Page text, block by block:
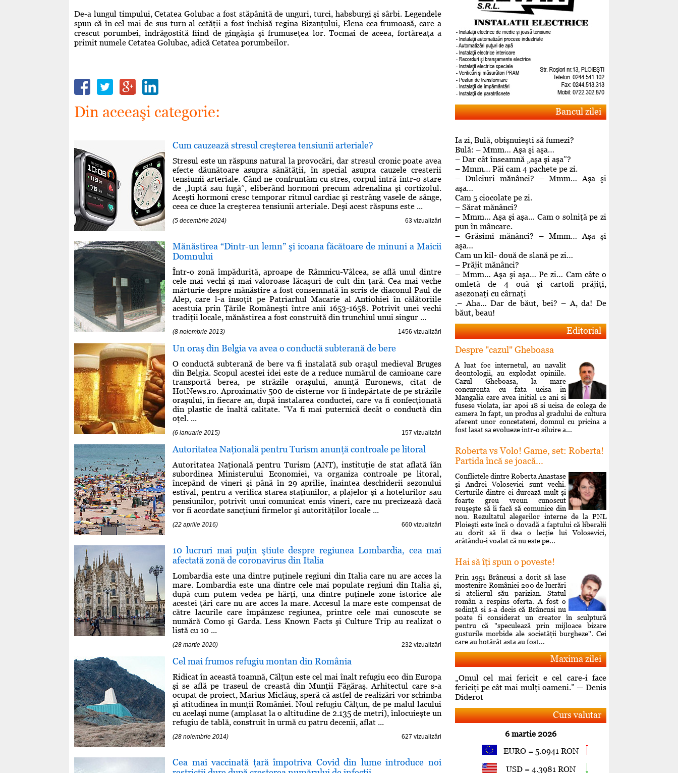
De-a lungul timpului, Cetatea Golubac a fost stăpânită de unguri, turci, habsburgi şi sârbi. Legendele
spun că în cel mai de sus turn al cetăţii a fost închisă regina Bizanţului, Elena cea frumoasă, care a
crescut porumbei, îndrăgostită fiind de gingăşia şi frumuseţea lor. Tocmai de aceea, fortăreaţa a
primit numele Cetatea Golubac, adică Cetatea porumbeilor.
Din aceeaşi categorie:
Cum cauzează stresul creşterea tensiunii arteriale?
Stresul este un răspuns natural la provocări, dar stresul cronic poate avea
efecte dăunătoare asupra sănătăţii, în special asupra cauzele cresterii
tensiunii arteriale. Când ne confruntăm cu stres, corpul intră într-o stare
de „luptă sau fugă”, eliberând hormoni precum adrenalina şi cortizolul.
Aceşti hormoni cresc temporar ritmul cardiac şi restrâng vasele de sânge,
ceea ce duce la creşterea tensiunii arteriale. Deşi acest răspuns este ...
(5 decembrie 2024) 63 vizualizări
Mănăstirea “Dintr-un lemn” şi icoana făcătoare de minuni a Maicii
Domnului
Într-o zonă împădurită, aproape de Râmnicu-Vâlcea, se află unul dintre
cele mai vechi şi mai valoroase lăcaşuri de cult din ţară. Cea mai veche
mărturie despre mănăstire a fost consemnată în scris de diaconul Paul de
Alep, care l-a însoţit pe Patriarhul Macarie al Antiohiei în călătoriile
acestuia prin Ţările Româneşti între anii 1653-1658. Potrivit unei vechi
tradiţii locale, mănăstirea a fost construită din trunchiul unui singur ...
(8 noiembrie 2013) 1456 vizualizări
Un oraş din Belgia va avea o conductă subterană de bere
O conductă subterană de bere va fi instalată sub oraşul medieval Bruges
din Belgia. Scopul acestei idei este de a reduce numărul de camioane care
transportă berea, pe străzile oraşului, anunţă Euronews, citat de
HotNews.ro. Aproximativ 500 de cisterne vor fi îndepărtate de pe străzile
oraşului, în fiecare an, după instalarea conductei, care va fi confecţionată
din plastic de înaltă calitate. "Va fi mai puternică decât o conductă din
oţel. ...
(6 ianuarie 2015) 157 vizualizări
Autoritatea Naţională pentru Turism anunţă controale pe litoral
Autoritatea Naţională pentru Turism (ANT), instituţie de stat aflată îăn
subordinea Ministerului Economiei, va organiza controale pe litoral,
începând de vineri şi până în 29 aprilie, înaintea deschiderii sezonului
estival, pentru a verifica starea staţiunilor, a plajelor şi a hotelurilor sau
pensiunilor, potrivit unui comunicat emis vineri, care nu precizează dacă
vor fi acordate sancţiuni firmelor şi autorităţilor locale ...
(22 aprilie 2016) 660 vizualizări
10 lucruri mai puţin ştiute despre regiunea Lombardia, cea mai
afectată zonă de coronavirus din Italia
Lombardia este una dintre puţinele regiuni din Italia care nu are acces la
mare. Lombardia este una dintre cele mai populate regiuni din Italia şi,
după cum putem vedea pe hărţi, una dintre puţinele zone istorice ale
acestei ţări care nu are acces la mare. Accesul la mare este compensat de
către lacurile care împânzesc regiunea, printre cele mai cunoscute se
numără Como şi Garda. Less Known Facts şi Culture Trip au realizat o
listă cu 10 ...
(28 martie 2020) 232 vizualizări
Cel mai frumos refugiu montan din România
Ridicat în această toamnă, Călţun este cel mai înalt refugiu eco din Europa
şi se află pe traseul de creastă din Munţii Făgăraş. Arhitectul care s-a
ocupat de proiect, Marius Miclăuş, speră că astfel de realizări vor schimba
şi atitudinea în munţii României. Noul refugiu Călţun, de pe malul lacului
cu acelaşi nume (amplasat la o altitudine de 2.135 de metri), înlocuieşte un
refugiu de tablă, construit în urmă cu patru decenii, aflat ...
(28 noiembrie 2014) 627 vizualizări
Cea mai vaccinată ţară împotriva Covid din lume introduce noi
Bancul zilei
Ia zi, Bulă, obişnuieşti să fumezi?
Bulă: – Mmm… Aşa şi aşa…
– Dar cât înseamnă „aşa şi aşa”?
– Mmm… Păi cam 4 pachete pe zi.
– Dulciuri mănânci? – Mmm… Aşa şi
aşa…
Cam 5 ciocolate pe zi.
– Sărat mănânci?
– Mmm… Aşa şi aşa… Cam o solniţă pe zi
pun în mâncare.
– Grăsimi mănânci? – Mmm… Aşa şi
aşa…
Cam un kil- două de slană pe zi…
– Prăjit mănânci?
– Mmm… Aşa şi aşa… Pe zi… Cam câte o
omletă de 4 ouă şi cartofi prăjiţi,
asezonaţi cu cârnaţi
.– Aha… Dar de băut, bei? – A, da! De
băut, beau!
Editorial
Despre "cazul" Gheboasa
A luat foc internetul, au navalit
deontologii, au explodat opiniile.
Cazul Gheboasa, la mare
concurenta cu fata ucisa in
Mangalia care avea initial 12 ani si
fusese violata, iar apoi 18 si ucisa de colega de
camera In fapt, un produs al gradului de cultura
aferent unor concetateni, domnul cu pricina a
fost lasat sa evolueze intr-o siluire a...
Roberta vs Volo! Game, set: Roberta!
Partida încă se joacă...
Conflictele dintre Roberta Anastase
şi Andrei Volosevici sunt vechi.
Certurile dintre ei durează mult şi
foarte greu vreun cunoscut
reuşeşte să îi facă să comunice din
nou. Rezultatul alegerilor interne de la PNL
Ploieşti este încă o dovadă a faptului că liberalii
au dorit să îi dea o lecţie lui Volosevici,
arâtându-i voalat că nu este pe...
Hai să îţi spun o poveste!
Prin 1951 Brâncusi a dorit să lase
mostenire României 200 de lucrări
si atelierul său parizian. Statul
român a respins oferta. A fost o
sedinţă si s-a decis că Brâncusi nu
poate fi considerat un creator în sculptură
pentru că "speculează prin mijloace bizare
gusturile morbide ale societăţii burgheze". Cei
care au hotărât asta au fost...
Maxima zilei
„Omul cel mai fericit e cel care-i face
fericiţi pe cât mai mulţi oameni.” — Denis
Diderot
Curs valutar
6 martie 2026
EURO = 5.0941 RON
USD = 4.3981 RON